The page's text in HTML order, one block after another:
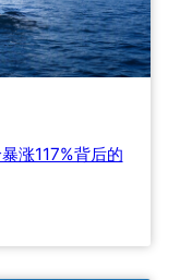
涨117%背后的